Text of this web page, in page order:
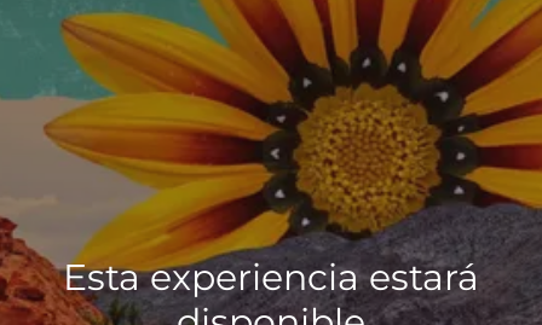
Esta experiencia estará